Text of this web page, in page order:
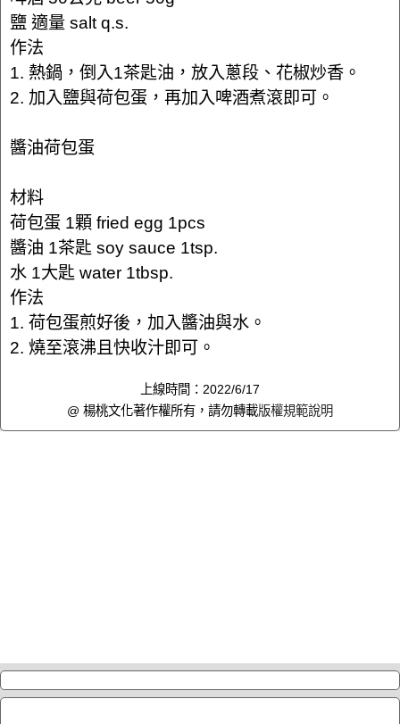
鹽 適量 salt q.s.
作法
1. 熱鍋，倒入1茶匙油，放入蔥段、花椒炒香。
2. 加入鹽與荷包蛋，再加入啤酒煮滾即可。
醬油荷包蛋
材料
荷包蛋 1顆 fried egg 1pcs
醬油 1茶匙 soy sauce 1tsp.
水 1大匙 water 1tbsp.
作法
1. 荷包蛋煎好後，加入醬油與水。
2. 燒至滾沸且快收汁即可。
上線時間：2022/6/17
@ 楊桃文化著作權所有，請勿轉載版權規範說明